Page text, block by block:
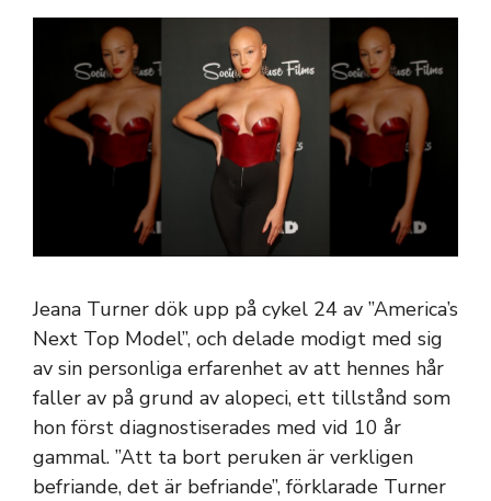
Jeana Turner dök upp på cykel 24 av ”America’s
Next Top Model”, och delade modigt med sig
av sin personliga erfarenhet av att hennes hår
faller av på grund av alopeci, ett tillstånd som
hon först diagnostiserades med vid 10 år
gammal. ”Att ta bort peruken är verkligen
befriande, det är befriande”, förklarade Turner